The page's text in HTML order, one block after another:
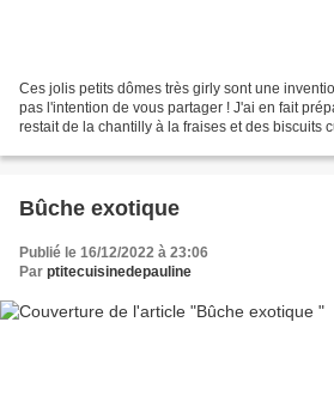
Ces jolis petits dômes très girly sont une
pas l'intention de vous partager ! J'ai en fait
restait de la chantilly à la fraises et des biscuits
Bûche exotique
Publié le 16/12/2022 à 23:06
Par ptitecuisinedepauline